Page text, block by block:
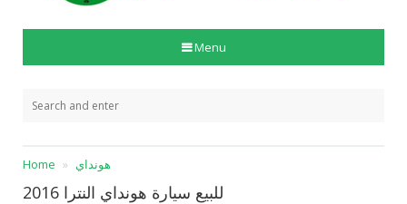
Menu
Home هونداي
للبيع سيارة هونداي النترا 2016